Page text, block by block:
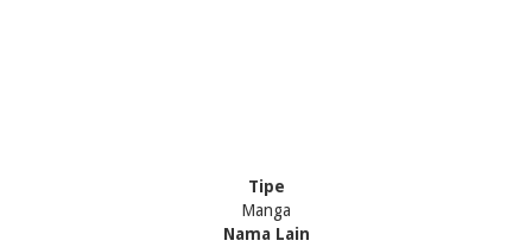
Tipe
Manga
Nama Lain